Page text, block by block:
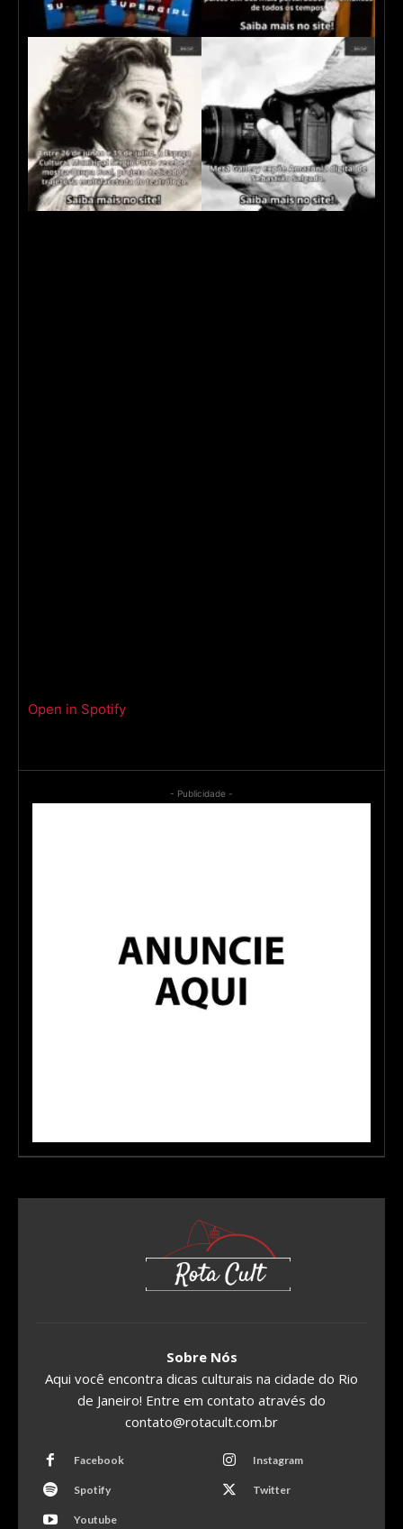
Open in Spotify
- Publicidade -
Sobre Nós
Aqui você encontra dicas culturais na cidade do Rio
de Janeiro! Entre em contato através do
contato@rotacult.com.br
Facebook Instagram
Spotify Twitter
Youtube